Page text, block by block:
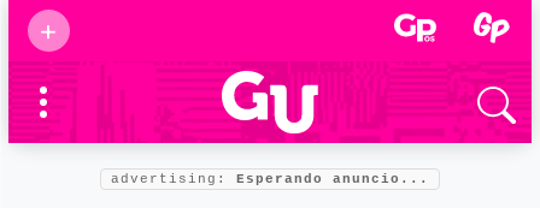
+
Supermamás
2025
Marcas de
confianza
Foro salud
advertising: Esperando anuncio...